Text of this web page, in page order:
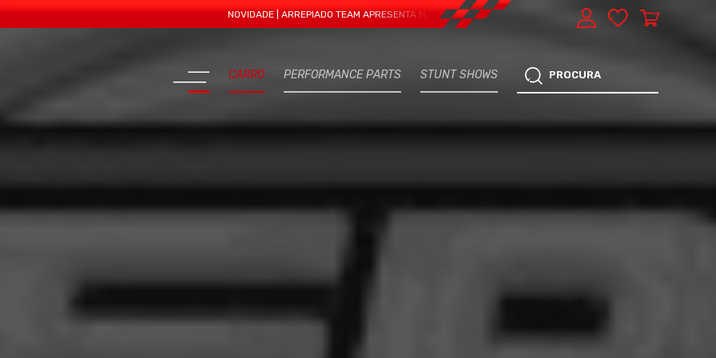
NOVIDADE | ARREPIADO TEAM APRESENTA MAIS UMA VERTENTE - EXPRESS CAR SERVICE, MANUTENÇÃO DO TEU
CARRO PERFORMANCE PARTS STUNT SHOWS